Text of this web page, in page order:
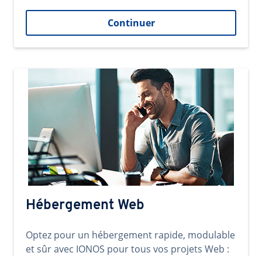
Continuer
Hébergement Web
Optez pour un hébergement rapide, modulable
et sûr avec IONOS pour tous vos projets Web :